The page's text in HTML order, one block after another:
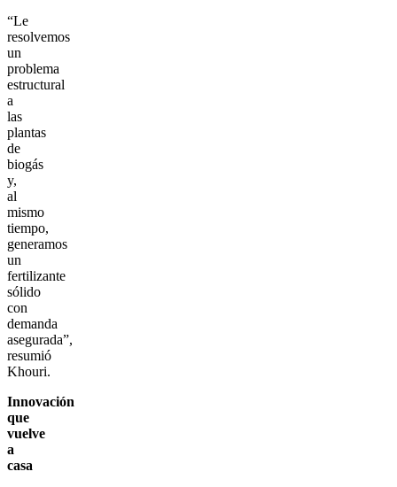
“Le
resolvemos
un
problema
estructural
a
las
plantas
de
biogás
y,
al
mismo
tiempo,
generamos
un
fertilizante
sólido
con
demanda
asegurada”,
resumió
Khouri.
Innovación
que
vuelve
a
casa